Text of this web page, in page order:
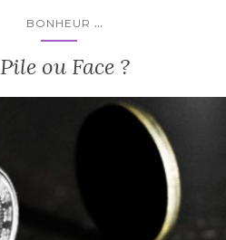
BONHEUR ...
Pile ou Face ?